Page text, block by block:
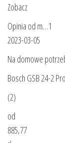
Zobacz
Opinia od m…1
2023-03-05
Na domowe
Bosch GSB 24-2
(2)
od
885,77